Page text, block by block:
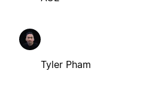
Tyler Pham